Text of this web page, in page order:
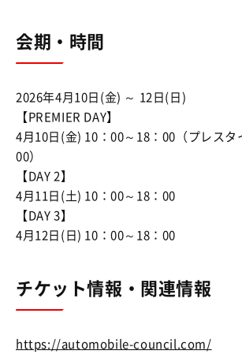
会期・時間
2026年4月10日(金) ～ 12日(日)
【PREMIER DAY】
4月10日(金) 10：00～18：00（プレスタ
00）
【DAY 2】
4月11日(土) 10：00～18：00
【DAY 3】
4月12日(日) 10：00～18：00
チケット情報・関連情報
https://automobile-council.com/